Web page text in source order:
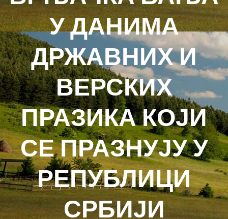
У ДАНИМА
ДРЖАВНИХ И
ВЕРСКИХ
ПРАЗИКА КОЈИ
СЕ ПРАЗНУЈУ У
РЕПУБЛИЦИ
СРБИЈИ